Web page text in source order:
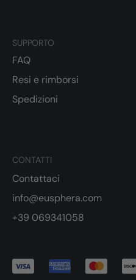
CONTATTI
Contattaci
info@eusphera.com
+39 069341058
SUPPORTO
FAQ
Resi e rimborsi
Spedizioni